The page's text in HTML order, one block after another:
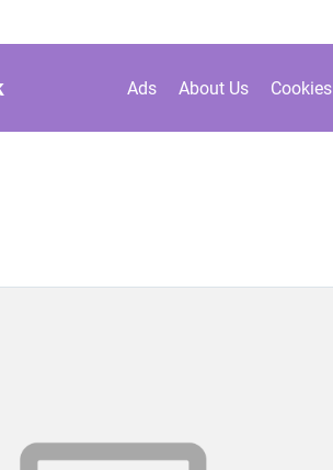
Ads About Us Cookies